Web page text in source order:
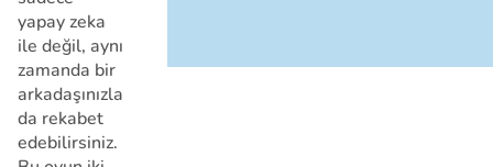
yapay zeka
ile değil, aynı
zamanda bir
arkadaşınızla
da rekabet
edebilirsiniz.